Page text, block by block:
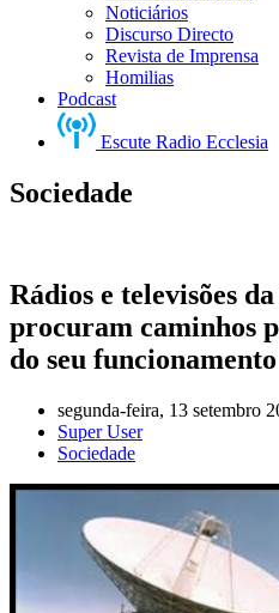
Noticiários
Discurso Directo
Revista de Imprensa
Homilias
Podcast
Escute Radio Ecclesia
Sociedade
Rádios e televisões
procuram caminhos
do seu funcionamento
segunda-feira, 13 setembro
Super User
Sociedade